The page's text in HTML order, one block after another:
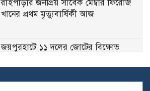
রাইপাড়ার জনপ্রিয় সাবেক মেম্বার ফিরোজ
খানের প্রথম মৃত্যুবার্ষিকী আজ
জয়পুরহাটে ১১ দলের জোটের বিক্ষোভ